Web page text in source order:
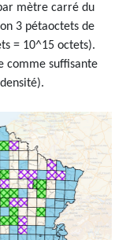
mètre carré du
3 pétaoctets de
= 10^15 octets).
comme suffisante